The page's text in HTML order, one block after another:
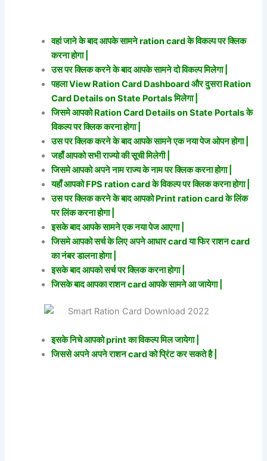
वहां जाने के बाद आपके सामने ration card के विकल्प पर क्लिक
करना होगा |
उस पर क्लिक करने के बाद आपके सामने दो विकल्प मिलेगा |
पहला View Ration Card Dashboard और दुसरा Ration
Card Details on State Portals मिलेगा |
जिसमे आपको Ration Card Details on State Portals के
विकल्प पर क्लिक करना होगा |
उस पर क्लिक करने के बाद आपके सामने एक नया पेज ओपन होगा |
जहाँ आपको सभी राज्यो की सूची मिलेगी |
जिसमे आपको अपने नाम राज्य के नाम पर क्लिक करना होगा |
यहाँ आपको FPS ration card के विकल्प पर क्लिक करना होगा |
उस पर क्लिक करने के बाद आपको Print ration card के लिंक
पर लिंक करना होगा |
इसके बाद आपके सामने एक नया पेज आएगा |
जिसमे आपको सर्च के लिए अपने आधार card या फिर राशन card
का नंबर डालना होगा |
इसके बाद आपको सर्च पर क्लिक करना होगा |
जिसके बाद आपका राशन card आपके सामने आ जायेगा |
इसके निचे आपको print का विकल्प मिल जायेगा |
जिससे अपने अपने राशन card को प्रिंट कर सकते है |